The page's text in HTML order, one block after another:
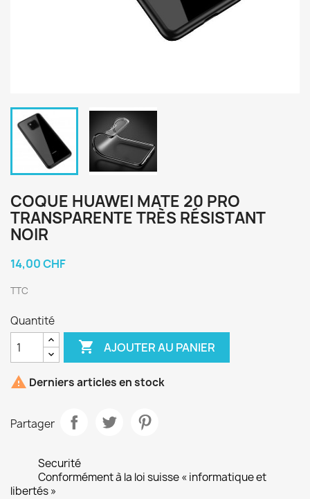
COQUE HUAWEI MATE 20 PRO
TRANSPARENTE TRÈS RÉSISTANT
NOIR
14,00 CHF
TTC
Quantité
 AJOUTER AU PANIER
 Derniers articles en stock
Partager
Securité
Conformément à la loi suisse « informatique et
libertés »